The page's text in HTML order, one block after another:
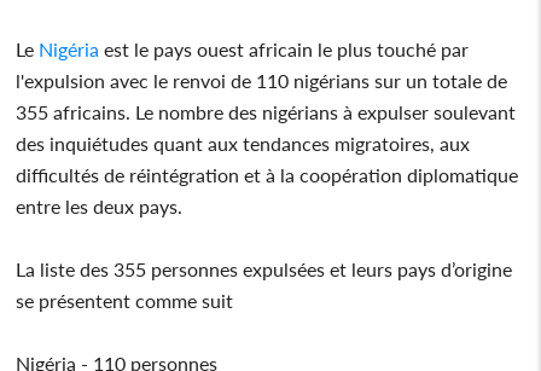
Le Nigéria est le pays ouest africain le plus touché par
l'expulsion avec le renvoi de 110 nigérians sur un totale de
355 africains. Le nombre des nigérians à expulser soulevant
des inquiétudes quant aux tendances migratoires, aux
difficultés de réintégration et à la coopération diplomatique
entre les deux pays.
La liste des 355 personnes expulsées et leurs pays d’origine
se présentent comme suit
Nigéria - 110 personnes